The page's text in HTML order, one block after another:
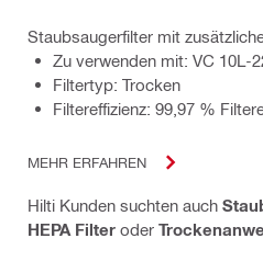
Staubsaugerfilter mit
Zu verwenden mit: VC 10L-
Filtertyp: Trocken
Filtereffizienz: 99,97 %
MEHR ERFAHREN
Hilti Kunden suchten auch
HEPA Filter oder